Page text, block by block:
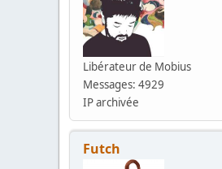
Libérateur de Mobius
Messages: 4929
IP archivée
Futch